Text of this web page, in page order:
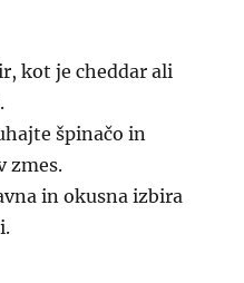
kot je cheddar ali
špinačo in
zmes.
in okusna izbira